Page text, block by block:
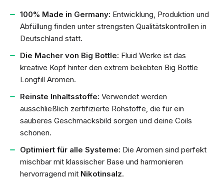
100% Made in Germany: Entwicklung, Produktion und
Abfüllung finden unter strengsten Qualitätskontrollen in
Deutschland statt.
Die Macher von Big Bottle: Fluid Werke ist das
kreative Kopf hinter den extrem beliebten Big Bottle
Longfill Aromen.
Reinste Inhaltsstoffe: Verwendet werden
ausschließlich zertifizierte Rohstoffe, die für ein
sauberes Geschmacksbild sorgen und deine Coils
schonen.
Optimiert für alle Systeme: Die Aromen sind perfekt
mischbar mit klassischer Base und harmonieren
hervorragend mit Nikotinsalz.